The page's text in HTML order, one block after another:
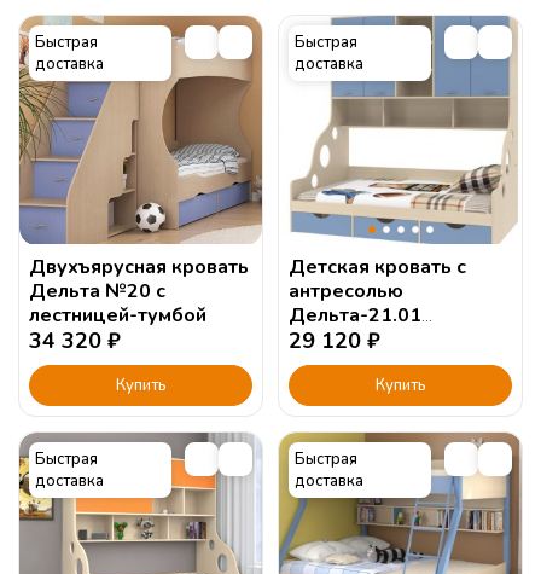
Быстрая
доставка
Двухъярусная кровать
Дельта №20 с
лестницей-тумбой
34 320 ₽
Купить
Быстрая
доставка
Детская кровать с
антресолью
Дельта-21.01
120х190см.
29 120 ₽
Купить
Быстрая
доставка
Быстрая
доставка